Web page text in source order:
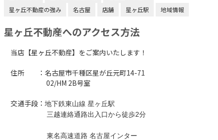
星ヶ丘不動産の強み
名古屋 店舗 星ヶ丘駅 地域情報
星ヶ丘不動産へのアクセス方法
当店【星ヶ丘不動産】をご案内いたします！
住所 ：名古屋市千種区星が丘元町14-71
02/HM 2B号室
交通手段：地下鉄東山線 星ヶ丘駅
三越連絡通路出入口から徒歩2分
東名高速道路 名古屋インター